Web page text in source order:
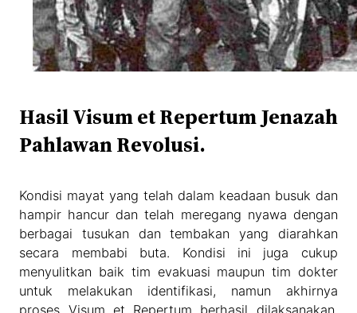
Hasil Visum et Repertum Jenazah
Pahlawan Revolusi.
Kondisi mayat yang telah dalam keadaan busuk dan
hampir hancur dan telah meregang nyawa dengan
berbagai tusukan dan tembakan yang diarahkan
secara membabi buta. Kondisi ini juga cukup
menyulitkan baik tim evakuasi maupun tim dokter
untuk melakukan identifikasi, namun akhirnya
proses Visum et Repertum berhasil dilaksanakan.